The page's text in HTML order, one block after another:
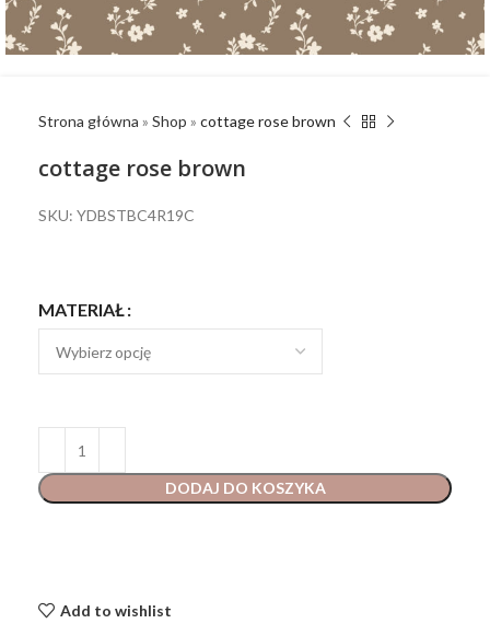
Strona główna » Shop » cottage rose brown
cottage rose brown
SKU: YDBSTBC4R19C
MATERIAŁ
DODAJ DO KOSZYKA
Add to wishlist